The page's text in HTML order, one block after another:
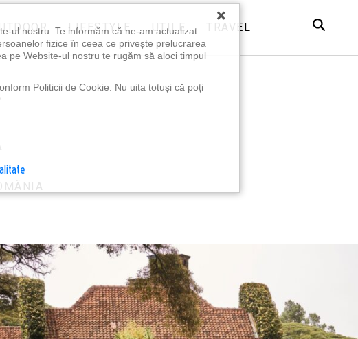
LIFESTYLE UTILE TRAVEL
×
ul nostru. Te informăm că ne-am actualizat
fizice în ceea ce privește prelucrarea
pe Website-ul nostru te rugăm să aloci timpul
Politicii de Cookie. Nu uita totuși că poți